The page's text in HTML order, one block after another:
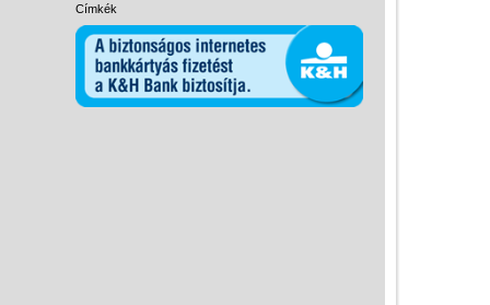
Címkék
Papírszínház
Pixelhobby